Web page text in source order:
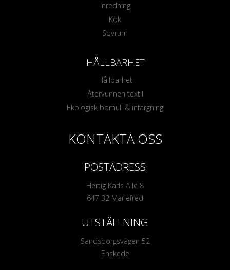
Inredning
Kök
Sovrum
HÅLLBARHET
Hållbarhet
Återvunnen textil
Ekologisk bomull & infärgning
KONTAKTA OSS
POSTADRESS
Hertig Karls Allé 8
647 32 Mariefred
UTSTÄLLNING
Sandsborgsvägen 52
Enskede